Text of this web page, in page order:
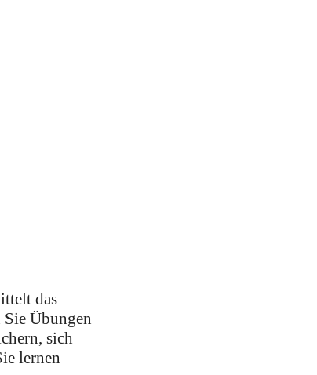
das
Übungen
sich
lernen